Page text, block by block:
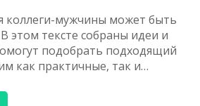
коллеги-мужчины может быть
этом тексте собраны идеи и
подобрать подходящий
как практичные, так и
при выборе подарка.